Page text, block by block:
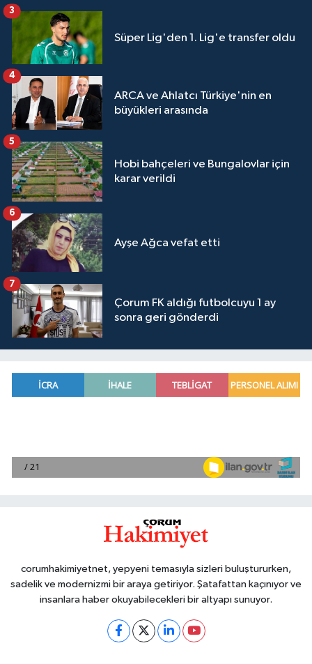
Süper Lig'den 1. Lig'e transfer oldu
3
ARCA ve Ahlatcı Türkiye'nin en
büyükleri arasında
4
Hobi bahçeleri ve Bungalovlar için
karar verildi
5
Ayşe Ağca vefat etti
6
Çorum FK aldığı futbolcuyu 1 ay
sonra geri gönderdi
7
corumhakimiyetnet, yepyeni temasıyla sizleri buluştururken,
sadelik ve modernizmi bir araya getiriyor. Şatafattan kaçınıyor ve
insanlara haber okuyabilecekleri bir altyapı sunuyor.